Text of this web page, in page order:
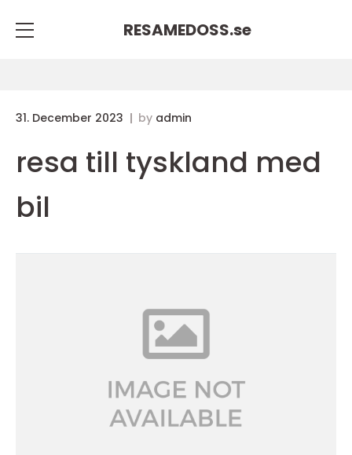
RESAMEDOSS.se
31. December 2023 by admin
resa till tyskland med
bil